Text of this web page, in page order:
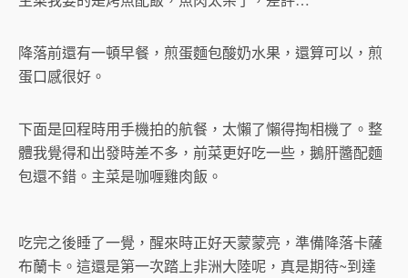
降落前還有一頓早餐，煎蛋麵包酸奶水果，還算可以，煎
蛋口感很好。
下面是回程時用手機拍的航餐，太懶了懶得掏相機了。整
體我覺得和出發時差不多，前菜更好吃一些，鵝肝醬配麵
包還不錯。主菜是咖喱雞肉飯。
吃完之後睡了一覺，醒來時正好天蒙蒙亮，準備降落卡薩
布蘭卡。這還是第一次踏上非洲大陸呢，真是期待~到達